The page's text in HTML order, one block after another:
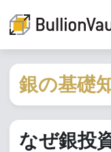
銀の基礎
なぜ銀投